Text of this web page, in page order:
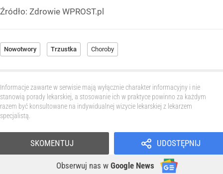
Źródło: Zdrowie WPROST.pl
Nowotwory Trzustka Choroby
Informacje zawarte w serwisie mają wyłącznie charakter informacyjny i nie
stanowią porady lekarskiej, a stosowanie ich w praktyce powinno za każdym
razem być konsultowane na indywidualnej wizycie lekarskiej z lekarzem
specjalistą.
UDOSTĘPNIJ
Obserwuj nas w Google News
SKOMENTUJ